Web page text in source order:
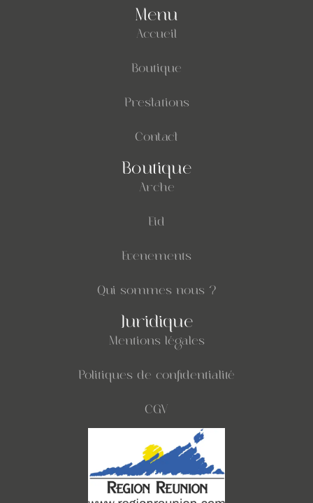
Menu
Accueil
Boutique
Prestations
Contact
Boutique
Arche
Eid
Evenements
Qui sommes nous ?
Juridique
Mentions légales
Politiques de confidentialité
CGV